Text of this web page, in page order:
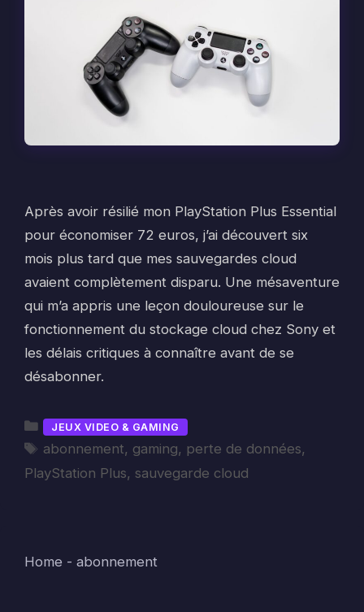
Après avoir résilié mon PlayStation Plus Essential
pour économiser 72 euros, j’ai découvert six
mois plus tard que mes sauvegardes cloud
avaient complètement disparu. Une mésaventure
qui m’a appris une leçon douloureuse sur le
fonctionnement du stockage cloud chez Sony et
les délais critiques à connaître avant de se
désabonner.
Catégories
JEUX VIDEO & GAMING
Étiquettes
abonnement, gaming, perte de données,
PlayStation Plus, sauvegarde cloud
Home - abonnement